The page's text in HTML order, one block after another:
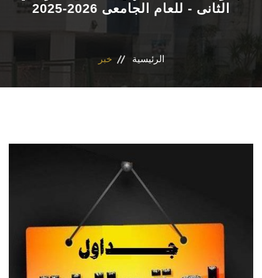
برنامج التصميم الدوائى و الفارم دى كلينيكال
المراكز والوحدات
الثانى - للعام الجامعى 2026-2025
الرئيسية خبر